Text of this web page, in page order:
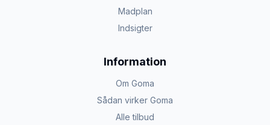
Madplan
Indsigter
Information
Om Goma
Sådan virker Goma
Alle tilbud